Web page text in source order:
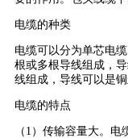
电缆的种类
电缆可以分为单芯电
根或多根导线组成，
线组成，导线可以是
电缆的特点
（1）传输容量大。